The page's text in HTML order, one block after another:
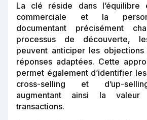
La clé réside dans l’équilibre
commerciale et la
documentant précisément
processus de découverte,
peuvent anticiper les
réponses adaptées. Cette
permet également d’identifier
cross-selling et d’up-
augmentant ainsi la valeur
transactions.